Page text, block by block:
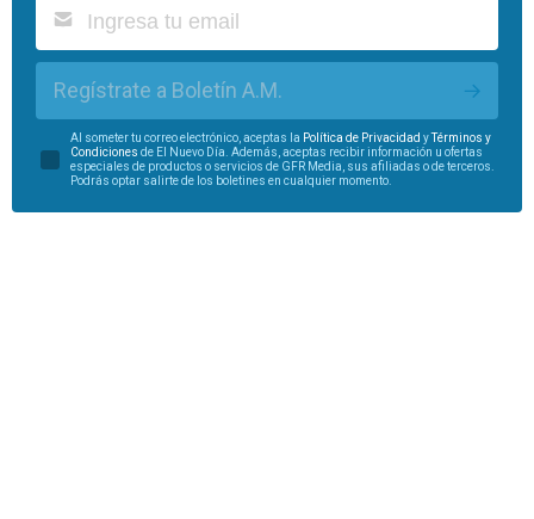
Regístrate a Boletín A.M.
Al someter tu correo electrónico, aceptas la Política de Privacidad y
Términos y
Condiciones de El Nuevo Día. Además, aceptas recibir información u ofertas
especiales de productos o servicios de GFR Media, sus afiliadas o de terceros.
Podrás optar salirte de los boletines en cualquier momento.